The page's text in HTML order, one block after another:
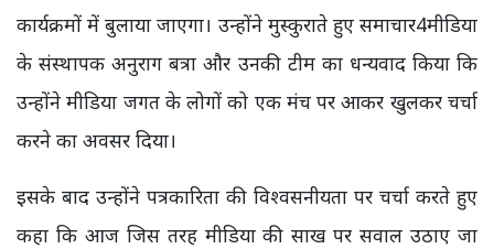
कार्यक्रमों में बुलाया जाएगा। उन्होंने मुस्कुराते हुए समाचार4मीडिया
के संस्थापक अनुराग बत्रा और उनकी टीम का धन्यवाद किया कि
उन्होंने मीडिया जगत के लोगों को एक मंच पर आकर खुलकर चर्चा
करने का अवसर दिया।
इसके बाद उन्होंने पत्रकारिता की विश्वसनीयता पर चर्चा करते हुए
कहा कि आज जिस तरह मीडिया की साख पर सवाल उठाए जा